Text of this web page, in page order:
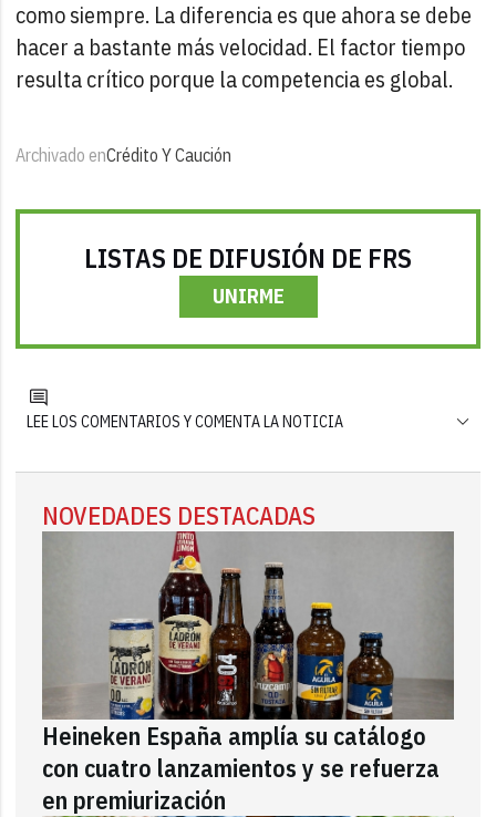
como siempre. La diferencia es que ahora se debe
hacer a bastante más velocidad. El factor tiempo
resulta crítico porque la competencia es global.
Archivado enCrédito Y Caución
LISTAS DE DIFUSIÓN DE FRS
UNIRME
LEE LOS COMENTARIOS Y COMENTA LA NOTICIA
NOVEDADES DESTACADAS
Heineken España amplía su catálogo
con cuatro lanzamientos y se refuerza
en premiurización